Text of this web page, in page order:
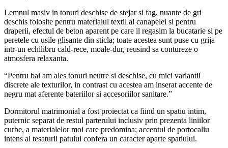
Lemnul masiv in tonuri deschise de stejar si fag, nuante de gri
deschis folosite pentru materialul textil al canapelei si pentru
draperii, efectul de beton aparent pe care il regasim la bucatarie si pe
peretele cu usile glisante din sticla; toate acestea sunt puse cu grija
intr-un echilibru cald-rece, moale-dur, reusind sa contureze o
atmosfera relaxanta.
“Pentru bai am ales tonuri neutre si deschise, cu mici variantii
discrete ale texturilor, in contrast cu acestea am inserat accente de
negru mat aferente bateriilor si accesoriilor sanitare.”
Dormitorul matrimonial a fost proiectat ca fiind un spatiu intim,
puternic separat de restul parterului inclusiv prin prezenta liniilor
curbe, a materialelor moi care predomina; accentul de portocaliu
intens al tesaturii patului confera un caracter aparte spatiului.